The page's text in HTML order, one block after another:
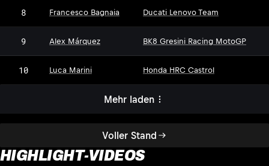
Voller Stand
8 Francesco Bagnaia Ducati Lenovo Team
9 Alex Márquez BK8 Gresini Racing MotoGP
10 Luca Marini Honda HRC Castrol
Mehr laden
HIGHLIGHT-VIDEOS